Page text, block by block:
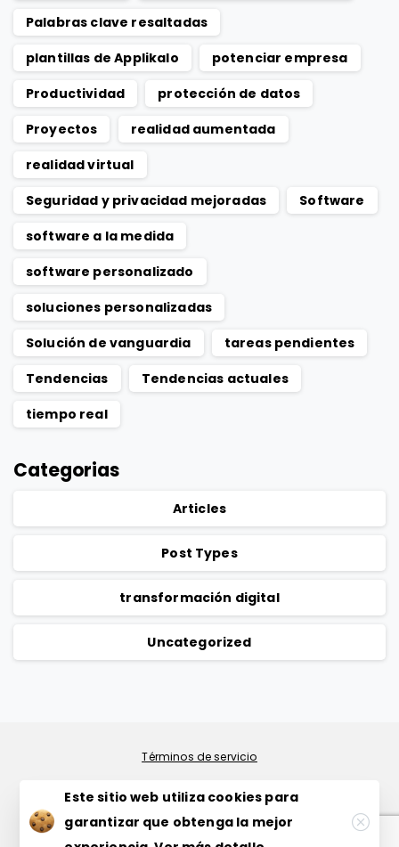
Palabras clave resaltadas
plantillas de Applikalo
potenciar empresa
Productividad
protección de datos
Proyectos
realidad aumentada
realidad virtual
Seguridad y privacidad mejoradas
Software
software a la medida
software personalizado
soluciones personalizadas
Solución de vanguardia
tareas pendientes
Tendencias
Tendencias actuales
tiempo real
Categorias
Articles
Post Types
transformación digital
Uncategorized
Términos de servicio
Seguridad
Política de cookies
Este sitio web utiliza cookies para
garantizar que obtenga la mejor